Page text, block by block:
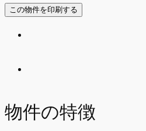
この物件を印刷する
物件の特徴